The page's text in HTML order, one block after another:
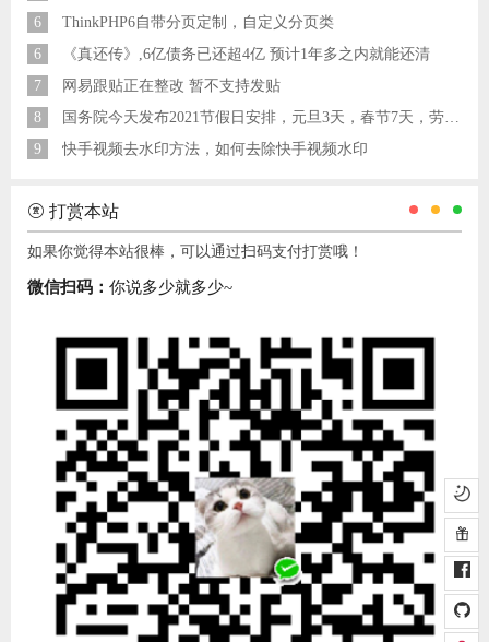
6
ThinkPHP6自带分页定制，自定义分页类
6
《真还传》,6亿债务已还超4亿 预计1年多之内就能还清
7
网易跟贴正在整改 暂不支持发贴
8
国务院今天发布2021节假日安排，元旦3天，春节7天，劳动节5天
9
快手视频去水印方法，如何去除快手视频水印
打赏本站
如果你觉得本站很棒，可以通过扫码支付打赏哦！
微信扫码： 你说多少就多少~